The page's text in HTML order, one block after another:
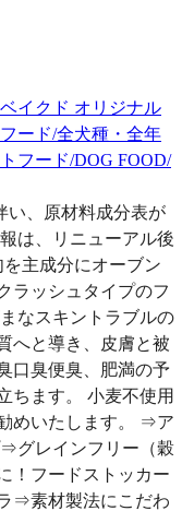
イクド オリジナル
ード/全犬種・全年
フード/DOG FOOD/
い、原材料成分表が
は、リニューアル後
主成分にオーブン
ラッシュタイプのフ
なスキントラブルの
へと導き、皮膚と被
口臭便臭、肥満の予
ちます。 小麦不使用
めいたします。 ⇒ア
グレインフリー（穀
！フードストッカー
⇒素材製法にこだわ